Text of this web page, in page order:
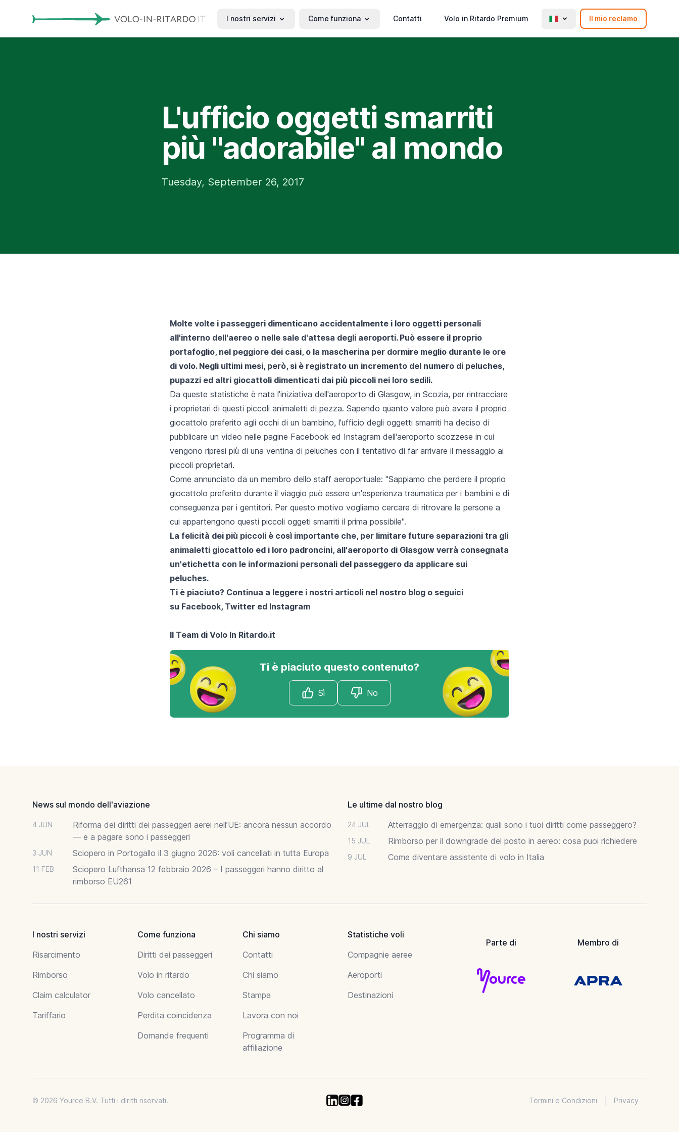
I nostri servizi Come funziona Contatti Volo in Ritardo Premium Il mio reclamo
L'ufficio oggetti smarriti
più "adorabile" al mondo
Tuesday, September 26, 2017
Molte volte i passeggeri dimenticano accidentalmente i loro oggetti personali
all'interno dell'aereo o nelle sale d'attesa degli aeroporti. Può essere il proprio
portafoglio, nel peggiore dei casi, o la mascherina per dormire meglio durante le ore
di volo. Negli ultimi mesi, però, si è registrato un incremento del numero di peluches,
pupazzi ed altri giocattoli dimenticati dai più piccoli nei loro sedili.
Da queste statistiche è nata l'iniziativa dell'aeroporto di Glasgow, in Scozia, per rintracciare
i proprietari di questi piccoli animaletti di pezza. Sapendo quanto valore può avere il proprio
giocattolo preferito agli occhi di un bambino, l'ufficio degli oggetti smarriti ha deciso di
pubblicare un video nelle pagine Facebook ed Instagram dell'aeroporto scozzese in cui
vengono ripresi più di una ventina di peluches con il tentativo di far arrivare il messaggio ai
piccoli proprietari.
Come annunciato da un membro dello staff aeroportuale: "Sappiamo che perdere il proprio
giocattolo preferito durante il viaggio può essere un'esperienza traumatica per i bambini e di
conseguenza per i gentitori. Per questo motivo vogliamo cercare di ritrovare le persone a
cui appartengono questi piccoli oggeti smarriti il prima possibile".
La felicità dei più piccoli è così importante che, per limitare future separazioni tra gli
animaletti giocattolo ed i loro padroncini, all'aeroporto di Glasgow verrà consegnata
un'etichetta con le informazioni personali del passeggero da applicare sui
peluches.
Ti è piaciuto? Continua a leggere i nostri articoli nel nostro blog o seguici
su Facebook, Twitter ed Instagram
Il Team di Volo In Ritardo.it
Ti è piaciuto questo contenuto?
Sì No
News sul mondo dell'aviazione
4 JUN
Riforma dei diritti dei passeggeri aerei nell’UE: ancora nessun accordo
— e a pagare sono i passeggeri
3 JUN Sciopero in Portogallo il 3 giugno 2026: voli cancellati in tutta Europa
11 FEB
Sciopero Lufthansa 12 febbraio 2026 – I passeggeri hanno diritto al
rimborso EU261
Le ultime dal nostro blog
24 JUL Atterraggio di emergenza: quali sono i tuoi diritti come passeggero?
15 JUL Rimborso per il downgrade del posto in aereo: cosa puoi richiedere
9 JUL Come diventare assistente di volo in Italia
I nostri servizi
Risarcimento
Rimborso
Claim calculator
Tariffario
Come funziona
Diritti dei passeggeri
Volo in ritardo
Volo cancellato
Perdita coincidenza
Domande frequenti
Chi siamo
Contatti
Chi siamo
Stampa
Lavora con noi
Programma di
affiliazione
Statistiche voli
Compagnie aeree
Aeroporti
Destinazioni
Parte di Membro di
© 2026 Yource B.V. Tutti i diritti riservati. Termini e Condizioni Privacy